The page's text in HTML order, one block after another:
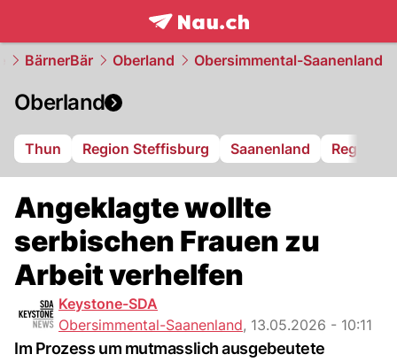
frontpage.NAU.ch
BärnerBär Oberland Obersimmental-Saanenland
Oberland
Thun Region Steffisburg Saanenland Region
Angeklagte wollte
serbischen Frauen zu
Arbeit verhelfen
Keystone-SDA
Obersimmental-Saanenland, 13.05.2026 - 10:11
Im Prozess um mutmasslich ausgebeutete